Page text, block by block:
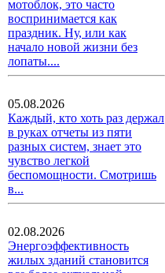
мотоблок, это часто
воспринимается как
праздник. Ну, или как
начало новой жизни без
лопаты....
05.08.2026
Каждый, кто хоть раз держал
в руках отчеты из пяти
разных систем, знает это
чувство легкой
беспомощности. Смотришь
в...
02.08.2026
Энергоэффективность
жилых зданий становится